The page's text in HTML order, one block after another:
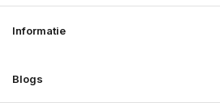
Informatie
Blogs